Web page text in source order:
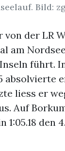
Bild:
von der LR
am
führt.
absolvierte
liess er
Auf
1:05.18 den